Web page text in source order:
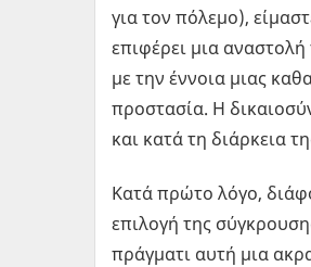
για τον πόλεμο),
επιφέρει μια
με την έννοια μιας
προστασία. Η
και κατά τη διάρκεια
Κατά πρώτο λόγο,
επιλογή της
πράγματι αυτή μια